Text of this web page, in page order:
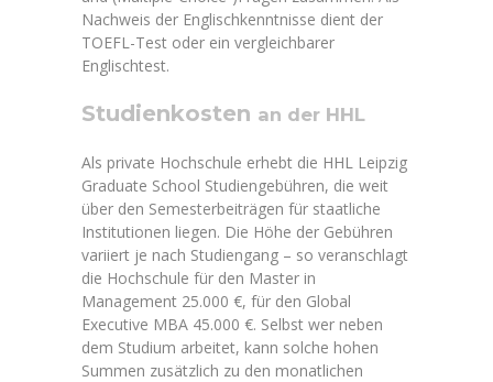
Nachweis der Englischkenntnisse dient der
TOEFL-Test oder ein vergleichbarer
Englischtest.
Studienkosten an der HHL
Als private Hochschule erhebt die HHL Leipzig
Graduate School Studiengebühren, die weit
über den Semesterbeiträgen für staatliche
Institutionen liegen. Die Höhe der Gebühren
variiert je nach Studiengang – so veranschlagt
die Hochschule für den Master in
Management 25.000 €, für den Global
Executive MBA 45.000 €. Selbst wer neben
dem Studium arbeitet, kann solche hohen
Summen zusätzlich zu den monatlichen